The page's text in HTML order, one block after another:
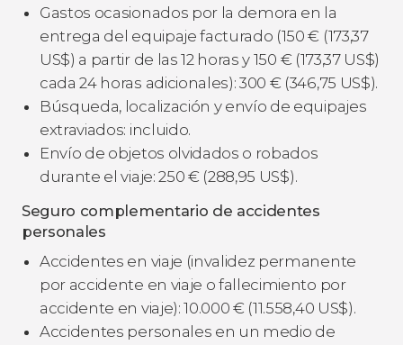
Gastos ocasionados por la demora en la
entrega del equipaje facturado (150€ (173,37
US$) a partir de las 12 horas y 150 € (173,37 US$)
cada 24 horas adicionales): 300 € (346,75 US$).
Búsqueda, localización y envío de equipajes
extraviados: incluido.
Envío de objetos olvidados o robados
durante el viaje: 250 € (288,95 US$).
Seguro complementario de accidentes
personales
Accidentes en viaje (invalidez permanente
por accidente en viaje o fallecimiento por
accidente en viaje): 10.000€ (11.558,40 US$).
Accidentes personales en un medio de